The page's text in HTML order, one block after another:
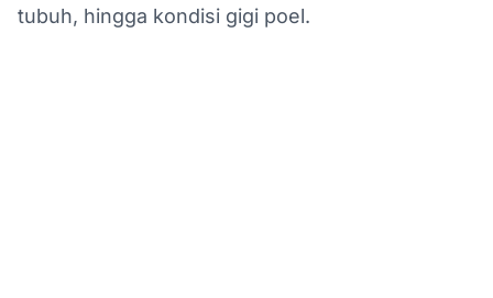
tubuh, hingga kondisi gigi poel.